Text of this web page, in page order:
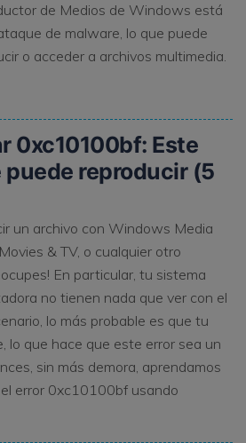
de Medios de Windows está
de malware, lo que puede
o acceder a archivos multimedia.
0xc10100bf: Este
puede reproducir (5
un archivo con Windows Media
& TV, o cualquier otro
En particular, tu sistema
no tienen nada que ver con el
lo más probable es que tu
lo que hace que este error sea un
sin más demora, aprendamos
error 0xc10100bf usando